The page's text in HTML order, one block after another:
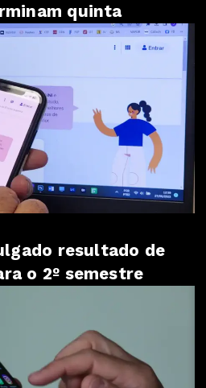
quinta
resultado de
o 2º semestre